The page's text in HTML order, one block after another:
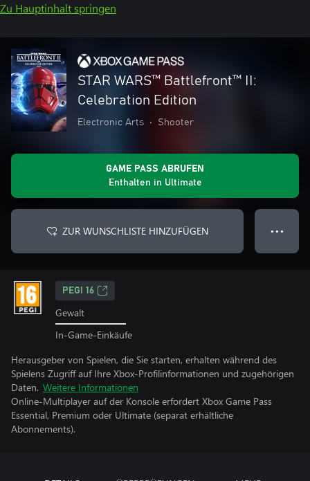
Zu Hauptinhalt springen
STAR WARS™ Battlefront™ II:
Celebration Edition
Electronic Arts • Shooter
GAME PASS ABRUFEN
Enthalten in Ultimate
ZUR WUNSCHLISTE HINZUFÜGEN ● ● ●
PEGI 16
Gewalt
In-Game-Einkäufe
Herausgeber von Spielen, die Sie starten, erhalten während des
Spielens Zugriff auf Ihre Xbox-Profilinformationen und zugehörigen
Daten. Weitere Informationen
Online-Multiplayer auf der Konsole erfordert Xbox Game Pass
Essential, Premium oder Ultimate (separat erhältliche
Abonnements).